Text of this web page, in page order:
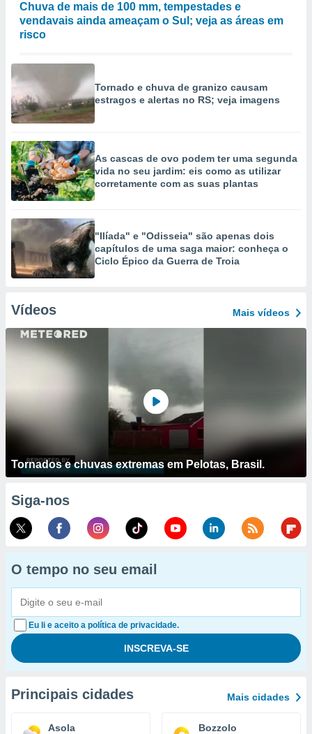
Chuva de mais de 100 mm, tempestades e
vendavais ainda ameaçam o Sul; veja as áreas em
risco
Tornado e chuva de granizo causam
estragos e alertas no RS; veja imagens
As cascas de ovo podem ter uma segunda
vida no seu jardim: eis como as utilizar
corretamente com as suas plantas
"Ilíada" e "Odisseia" são apenas dois
capítulos de uma saga maior: conheça o
Ciclo Épico da Guerra de Troia
Vídeos Mais vídeos
Tornados e chuvas extremas em Pelotas, Brasil.
Siga-nos
O tempo no seu email
Eu li e aceito a política de privacidade.
Principais cidades Mais cidades
Asola Bozzolo